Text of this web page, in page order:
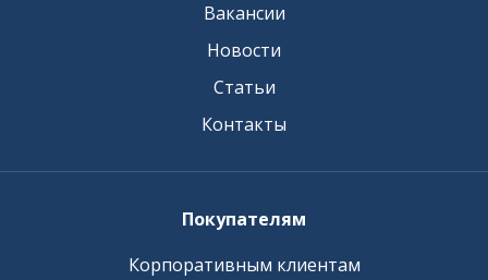
Вакансии
Новости
Статьи
Контакты
Покупателям
Корпоративным клиентам